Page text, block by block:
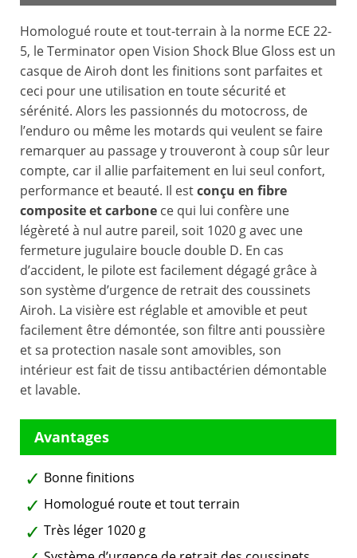
Homologué route et tout-terrain à la norme ECE 22-
5, le Terminator open Vision Shock Blue Gloss est un
casque de Airoh dont les finitions sont parfaites et
ceci pour une utilisation en toute sécurité et
sérénité. Alors les passionnés du motocross, de
l’enduro ou même les motards qui veulent se faire
remarquer au passage y trouveront à coup sûr leur
compte, car il allie parfaitement en lui seul confort,
performance et beauté. Il estconçu en fibre
composite et carbone ce qui lui confère une
légèreté à nul autre pareil, soit 1020 g avec une
fermeture jugulaire boucle double D. En cas
d’accident, le pilote est facilement dégagé grâce à
son système d’urgence de retrait des coussinets
Airoh. La visière est réglable et amovible et peut
facilement être démontée, son filtre anti poussière
et sa protection nasale sont amovibles, son
intérieur est fait de tissu antibactérien démontable
et lavable.
Bonne finitions
Homologué route et tout terrain
Très léger 1020 g